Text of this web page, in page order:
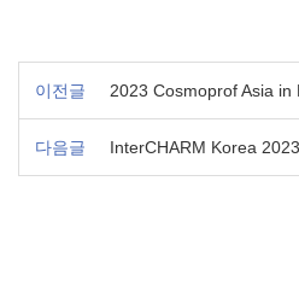
이전글 2023 Cosmoprof Asia in
다음글 InterCHARM Korea 2023